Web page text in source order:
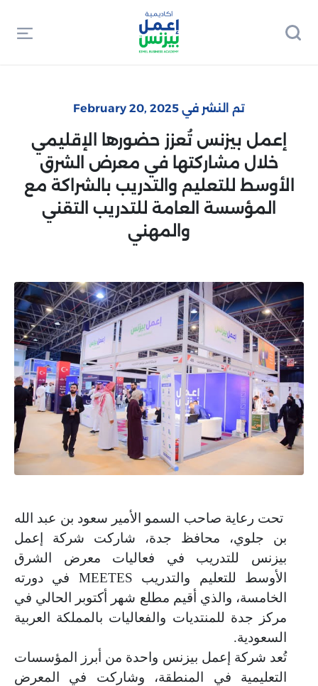
تم النشر في February 20, 2025
إعمل بيزنس تُعزز حضورها الإقليمي
خلال مشاركتها في معرض الشرق
الأوسط للتعليم والتدريب بالشراكة مع
المؤسسة العامة للتدريب التقني
والمهني
تحت رعاية صاحب السمو الأمير سعود بن عبد الله
بن جلوي، محافظ جدة، شاركت شركة إعمل
بيزنس للتدريب في فعاليات معرض الشرق
الأوسط للتعليم والتدريب MEETES في دورته
الخامسة، والذي أقيم مطلع شهر أكتوبر الحالي في
مركز جدة للمنتديات والفعاليات بالمملكة العربية
السعودية.
تُعد شركة إعمل بيزنس واحدة من أبرز المؤسسات
التعليمية في المنطقة، وشاركت في المعرض